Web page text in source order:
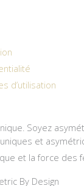
d’utilisation
Soyez
et
et la force des
By Design